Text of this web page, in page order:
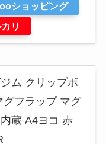
ショッピング
リ
ム クリップボ
グフラップ マグ
蔵 A4ヨコ 赤